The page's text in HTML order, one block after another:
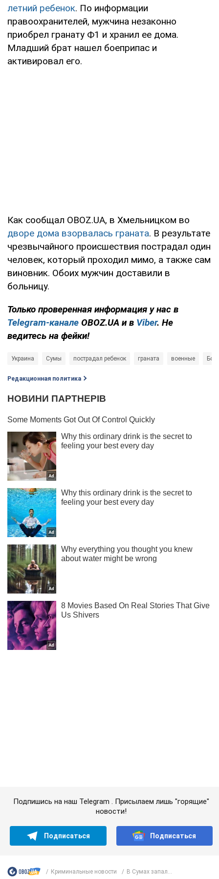
летний ребенок. По информации
правоохранителей, мужчина незаконно
приобрел гранату Ф1 и хранил ее дома.
Младший брат нашел боеприпас и
активировал его.
Как сообщал OBOZ.UA, в Хмельницком во
дворе дома взорвалась граната. В результате
чрезвычайного происшествия пострадал один
человек, который проходил мимо, а также сам
виновник. Обоих мужчин доставили в
больницу.
Только проверенная информация у нас в
Telegram-канале OBOZ.UA и в Viber. Не
ведитесь на фейки!
Украина Сумы пострадал ребенок граната военные
Редакционная политика